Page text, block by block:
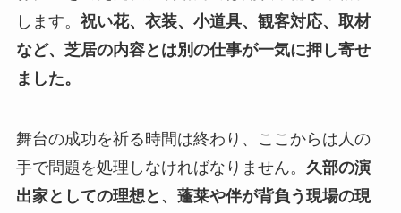
します。 祝い花、衣装、小道具、観客対応、取材
など、芝居の内容とは別の仕事が一気に押し寄せ
ました。
舞台の成功を祈る時間は終わり、ここからは人の
手で問題を処理しなければなりません。 久部の演
出家としての理想と、蓬莱や伴が背負う現場の現